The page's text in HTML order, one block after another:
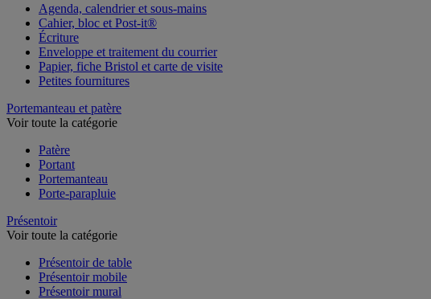
Agenda, calendrier et sous-mains
Cahier, bloc et Post-it®
Écriture
Enveloppe et traitement du courrier
Papier, fiche Bristol et carte de visite
Petites fournitures
Portemanteau et patère
Voir toute la catégorie
Patère
Portant
Portemanteau
Porte-parapluie
Présentoir
Voir toute la catégorie
Présentoir de table
Présentoir mobile
Présentoir mural